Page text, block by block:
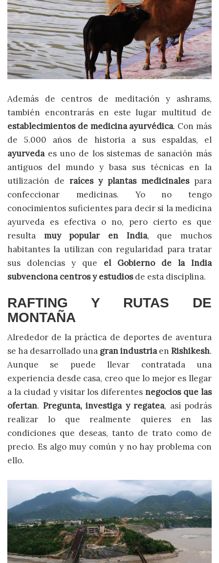
Además de centros de meditación y ashrams,
también encontrarás en este lugar multitud de
establecimientos de medicina ayurvédica. Con más
de 5.000 años de historia a sus espaldas, el
ayurvedaes uno de los sistemas de sanación más
antiguos del mundo y basa sus técnicas en la
utilización de raíces y plantas medicinalespara
confeccionar medicinas. Yo no tengo
conocimientos suficientes para decir si la medicina
ayurveda es efectiva o no, pero cierto es que
resulta muy popular en India, que muchos
habitantes la utilizan con regularidad para tratar
sus dolencias y que el Gobierno de la India
subvenciona centros y estudiosde esta disciplina.
RAFTING Y RUTAS DE
MONTAÑA
Alrededor de la práctica de deportes de aventura
se ha desarrollado una gran industriaen Rishikesh.
Aunque se puede llevar contratada una
experiencia desde casa, creo que lo mejor es llegar
a la ciudad y visitar los diferentes negocios que las
ofertan. Pregunta, investiga y regatea, así podrás
realizar lo que realmente quieres en las
condiciones que deseas, tanto de trato como de
precio. Es algo muy común y no hay problema con
ello.